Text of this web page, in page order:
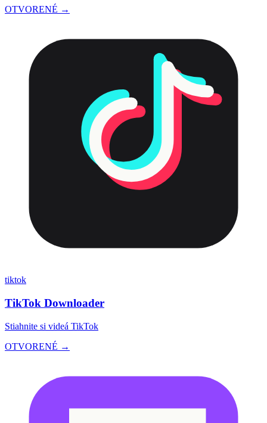
OTVORENÉ →
tiktok
TikTok Downloader
Stiahnite si videá TikTok
OTVORENÉ →